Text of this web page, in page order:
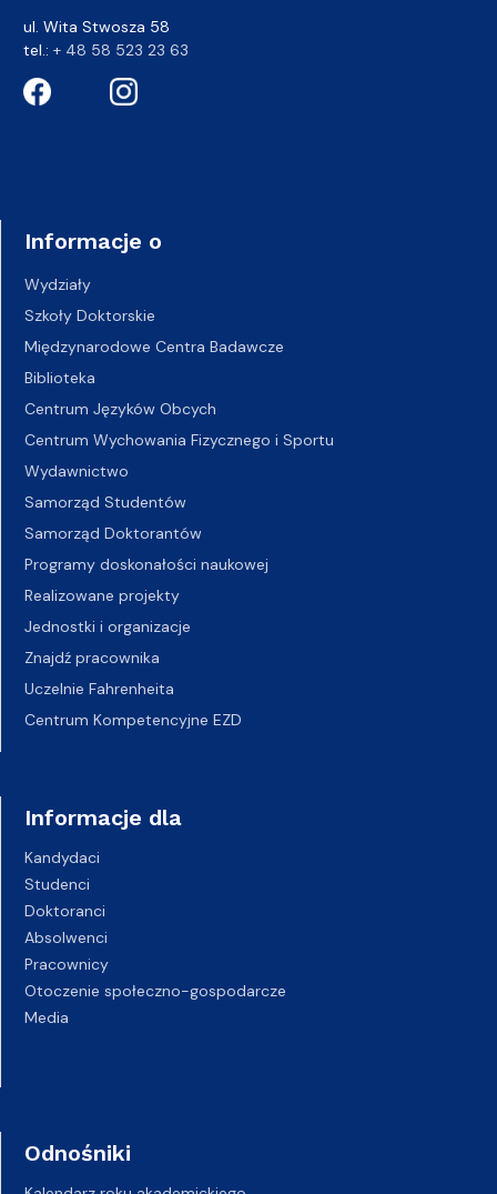
ul. Wita Stwosza 58
tel.: + 48 58 523 23 63
Informacje o
Wydziały
Szkoły Doktorskie
Międzynarodowe Centra Badawcze
Biblioteka
Centrum Języków Obcych
Centrum Wychowania Fizycznego i Sportu
Wydawnictwo
Samorząd Studentów
Samorząd Doktorantów
Programy doskonałości naukowej
Realizowane projekty
Jednostki i organizacje
Znajdź pracownika
Uczelnie Fahrenheita
Centrum Kompetencyjne EZD
Informacje dla
Kandydaci
Studenci
Doktoranci
Absolwenci
Pracownicy
Otoczenie społeczno-gospodarcze
Media
Odnośniki